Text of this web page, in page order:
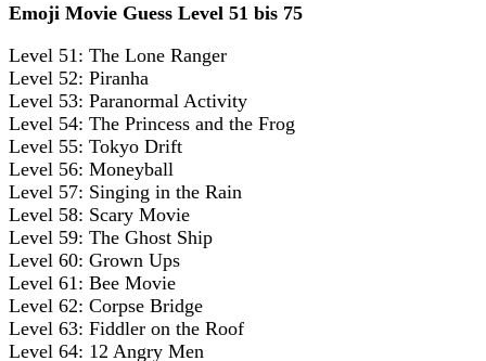
Emoji Movie Guess Level 51 bis 75
Level 51: The Lone Ranger
Level 52: Piranha
Level 53: Paranormal Activity
Level 54: The Princess and the Frog
Level 55: Tokyo Drift
Level 56: Moneyball
Level 57: Singing in the Rain
Level 58: Scary Movie
Level 59: The Ghost Ship
Level 60: Grown Ups
Level 61: Bee Movie
Level 62: Corpse Bridge
Level 63: Fiddler on the Roof
Level 64: 12 Angry Men